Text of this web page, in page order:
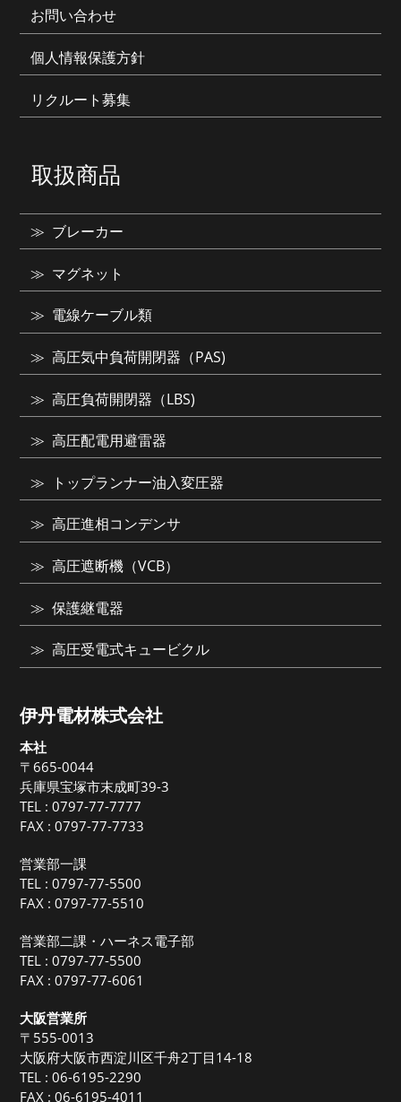
伊丹電材株式会社
本社
〒665-0044
兵庫県宝塚市末成町39-3
TEL :0797-77-7777
FAX : 0797-77-7733
営業部一課
TEL :0797-77-5500
FAX : 0797-77-5510
営業部二課・ハーネス電子部
TEL :0797-77-5500
FAX : 0797-77-6061
大阪営業所
〒555-0013
大阪府大阪市西淀川区千舟2丁目14-18
TEL :06-6195-2290
FAX : 06-6195-4011
お問い合わせ
個人情報保護方針
リクルート募集
取扱商品
ブレーカー
マグネット
電線ケーブル類
高圧気中負荷開閉器（PAS)
高圧負荷開閉器（LBS)
高圧配電用避雷器
トップランナー油入変圧器
高圧進相コンデンサ
高圧遮断機（VCB）
保護継電器
高圧受電式キュービクル